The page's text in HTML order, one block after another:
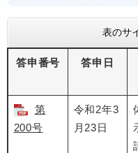
表のサ
答申番号 答申日
第
200号
令和2年3
月23日